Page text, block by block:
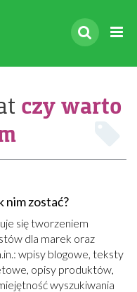
czy warto
nim zostać?
się tworzeniem
dla marek oraz
wpisy blogowe, teksty
opisy produktów,
wyszukiwania